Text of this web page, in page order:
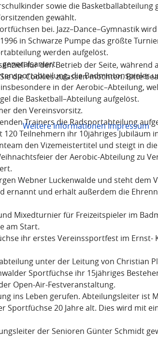
sowie die Basketballabteilung
gewählt.
bei. Jazz–Dance–Gymnastik
in Schwarze Pumpe das größte
werden aufgelöst.
die Badmintonspieler
in der Aerobic–Abteilung,
die Basketball–Abteilung aufgelöst.
den Vereinsvorsitz.
Trainers die Radsportabteilung
Teilnehmern ihr 10jähriges Jubiläum
den Vizemeistertitel und steigt in
der Aerobic-Abteilung zu
Webner Luckenwalde und steht dem
ernannt und erhält außerdem die
Mixedturnier für Freizeitspieler im
am Start.
ihr erstes Vereinssportfest im
unter der Leitung von Christian
Sportfüchse ihr 15jähriges
Open-Air-Festveranstaltung.
ins Leben gerufen. Abteilungsleiter ist
Sportfüchse 20 Jahre alt. Dies wird mit
der Senioren Günter Schmidt
für den Betrieb der Seite,
die Cookies zulassen möchten. Bitte
Weitere Informationen Impressum